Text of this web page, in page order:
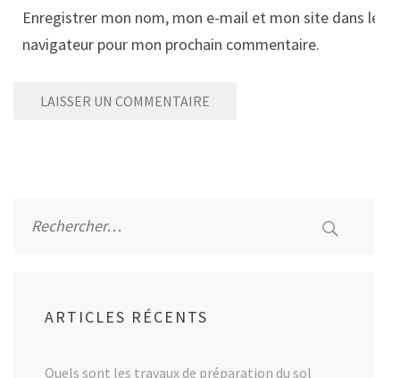
Enregistrer mon nom, mon e-mail et mon site dans le
navigateur pour mon prochain commentaire.
ARTICLES RÉCENTS
Quels sont les travaux de préparation du sol